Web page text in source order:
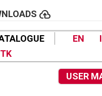
cloud_upload
EN
TK
USER